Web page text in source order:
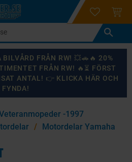
login
BILVÅRD FRÅN RW! 💥🚗🔥 20%
FRÅN RW! 🔥⏳ FÖRST
ANTAL! 👉 KLICKA HÄR OCH
FYNDA!
PRODUKTER KAN INTRESSERA
-1997
Motordelar Yamaha